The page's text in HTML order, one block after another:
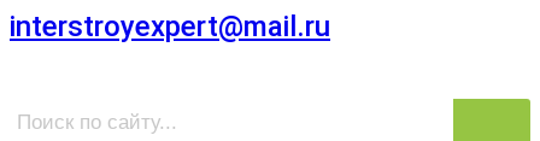
interstroyexpert@mail.ru